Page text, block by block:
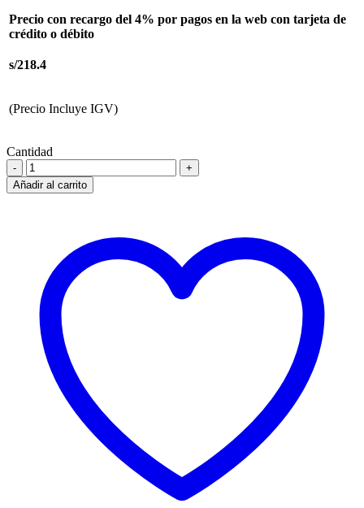
Precio con recargo del 4% por pagos en la web con tarjeta de
crédito o débito
s/218.4
(Precio Incluye IGV)
Cantidad
Añadir al carrito